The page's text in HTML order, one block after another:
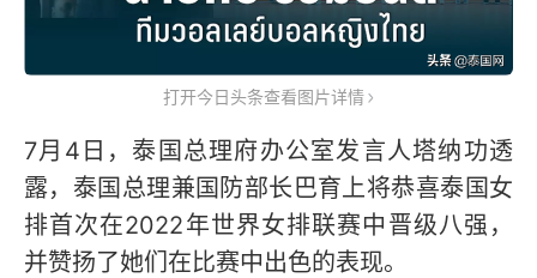
打开今日头条查看图片详情
7月4日，泰国总理府办公室发言人塔纳功透
露，泰国总理兼国防部长巴育上将恭喜泰国女
排首次在2022年世界女排联赛中晋级八强，
并赞扬了她们在比赛中出色的表现。